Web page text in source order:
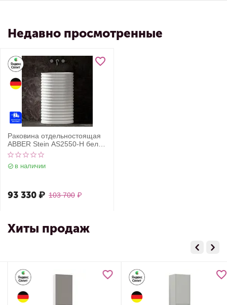
Недавно просмотренные
Раковина отдельностоящая
ABBER Stein AS2550-H белая
матовая
в наличии
103 700 ₽
93 330₽
Хиты продаж